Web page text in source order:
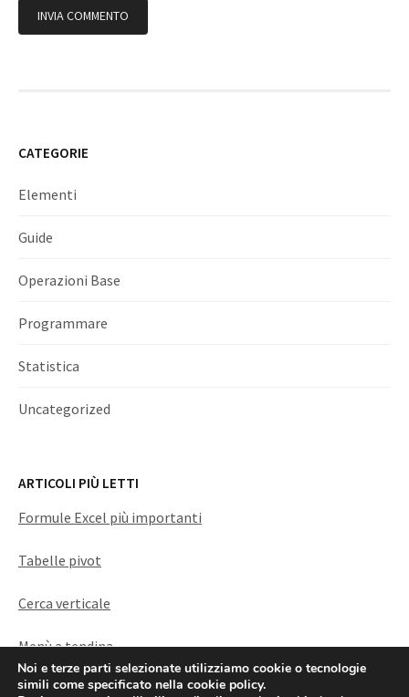
CATEGORIE
Elementi
Guide
Operazioni Base
Programmare
Statistica
Uncategorized
ARTICOLI PIÙ LETTI
Formule Excel più importanti
Tabelle pivot
Cerca verticale
Menù a tendina
Noi e terze parti selezionate utilizziamo cookie o tecnologie
simili come specificato nella cookie policy.